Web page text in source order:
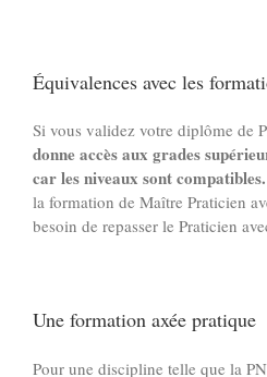
Équivalences avec les
Si vous validez votre diplôme de
donne accès aux grades
car les niveaux sont compatibles.
la formation de Maître Praticien
besoin de repasser le Praticien
Une formation axée pratique
Pour une discipline telle que la